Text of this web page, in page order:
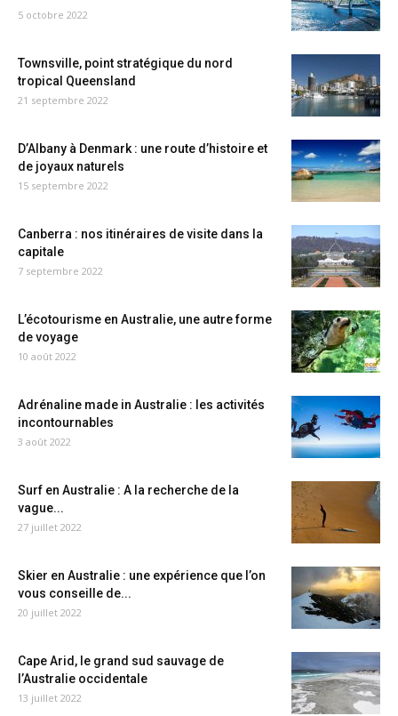
5 octobre 2022
Townsville, point stratégique du nord
tropical Queensland
21 septembre 2022
D’Albany à Denmark : une route d’histoire et
de joyaux naturels
15 septembre 2022
Canberra : nos itinéraires de visite dans la
capitale
7 septembre 2022
L’écotourisme en Australie, une autre forme
de voyage
10 août 2022
Adrénaline made in Australie : les activités
incontournables
3 août 2022
Surf en Australie : A la recherche de la
vague...
27 juillet 2022
Skier en Australie : une expérience que l’on
vous conseille de...
20 juillet 2022
Cape Arid, le grand sud sauvage de
l’Australie occidentale
13 juillet 2022